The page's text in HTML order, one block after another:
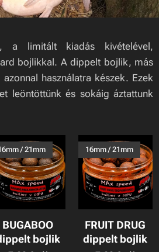
a limitált kiadás kivételével,
bojlikkal. A dippelt bojlik, más
használatra készek. Ezek
leöntöttünk és sokáig áztattunk
BUGABOO
bojlik
/ 21mm
FRUIT DRUG
dippelt bojlik
16mm / 21mm